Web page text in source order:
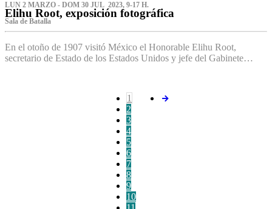
LUN 2 MARZO - DOM 30 JUL 2023, 9-17 H.
Elihu Root, exposición fotográfica
Sala de Batalla
En el otoño de 1907 visitó México el Honorable Elihu Root,
secretario de Estado de los Estados Unidos y jefe del Gabinete…
1
2
3
4
5
6
7
8
9
10